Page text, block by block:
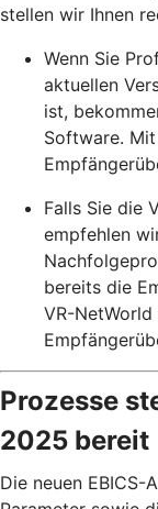
stellen wir Ihnen
Wenn Sie
aktuellen
ist,
Software.
Falls Sie die
empfehlen
bereits die
VR-
Prozesse
2025 bereit
Die neuen